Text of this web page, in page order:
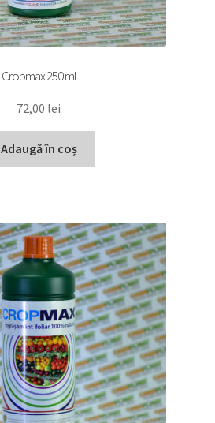
Cropmax 250 ml
72,00 lei
Adaugă în coș